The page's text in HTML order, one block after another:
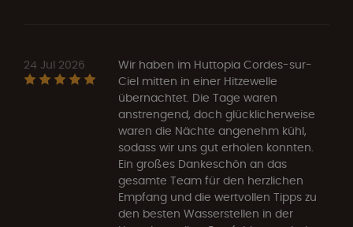
24 Jul 2026
Wir haben im Huttopia Cordes-sur-
Ciel mitten in einer Hitzewelle
übernachtet. Die Tage waren
anstrengend, doch glücklicherweise
waren die Nächte angenehm kühl,
sodass wir uns gut erholen konnten.
Ein großes Dankeschön an das
gesamte Team für den herzlichen
Empfang und die wertvollen Tipps zu
den besten Wasserstellen in der